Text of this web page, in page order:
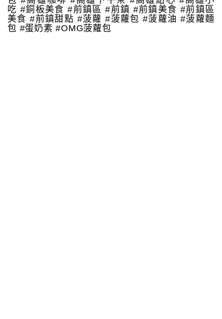
吃 #銅板美食 #前鎮區 #前鎮 #前鎮美食 #前鎮區
美食 #前鎮甜點 #菠蘿 #菠蘿包 #菠蘿油 #菠蘿麵
包 #蛋奶素 #OMG菠蘿包